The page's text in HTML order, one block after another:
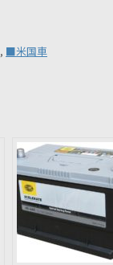
, ■米国車